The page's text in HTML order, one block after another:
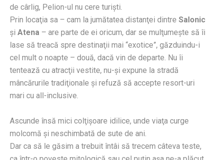
de cârlig, Pelion-ul nu cere turişti.
Prin locaţia sa – cam la jumătatea distanţei dintre Salonic
şi Atena – are parte de ei oricum, dar se mulţumeşte să îi
lase să treacă spre destinaţii mai “exotice”, găzduindu-i
cel mult o noapte – două, dacă vin de departe. Nu îi
tentează cu atracţii vestite, nu-şi expune la stradă
mâncărurile tradiţionale şi refuză să accepte resort-uri
mari cu all-inclusive.
Ascunde însă mici colţişoare idilice, unde viaţa curge
molcomă şi neschimbată de sute de ani.
Dar ca să le găsim a trebuit întâi să trecem câteva teste,